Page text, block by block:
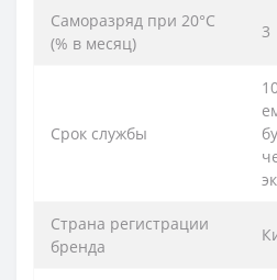
Саморазряд при 20°С
(% в месяц)
3
Срок службы
Страна регистрации
бренда